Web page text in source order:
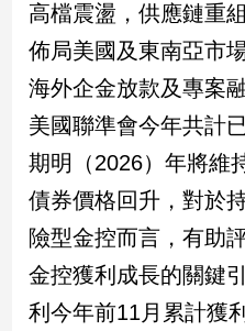
高檔震盪，供應鏈重
佈局美國及東南亞市
海外企金放款及專案
美國聯準會今年共計
期明（2026）年將維
債券價格回升，對於
險型金控而言，有助
金控獲利成長的關鍵
利今年前11月累計獲